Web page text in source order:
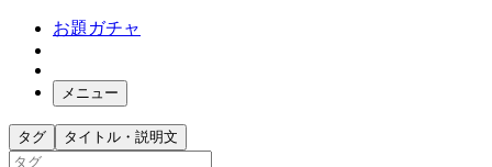
お題ガチャ
メニュー
お題箱
ガチャ検索
タグ タイトル・説明文